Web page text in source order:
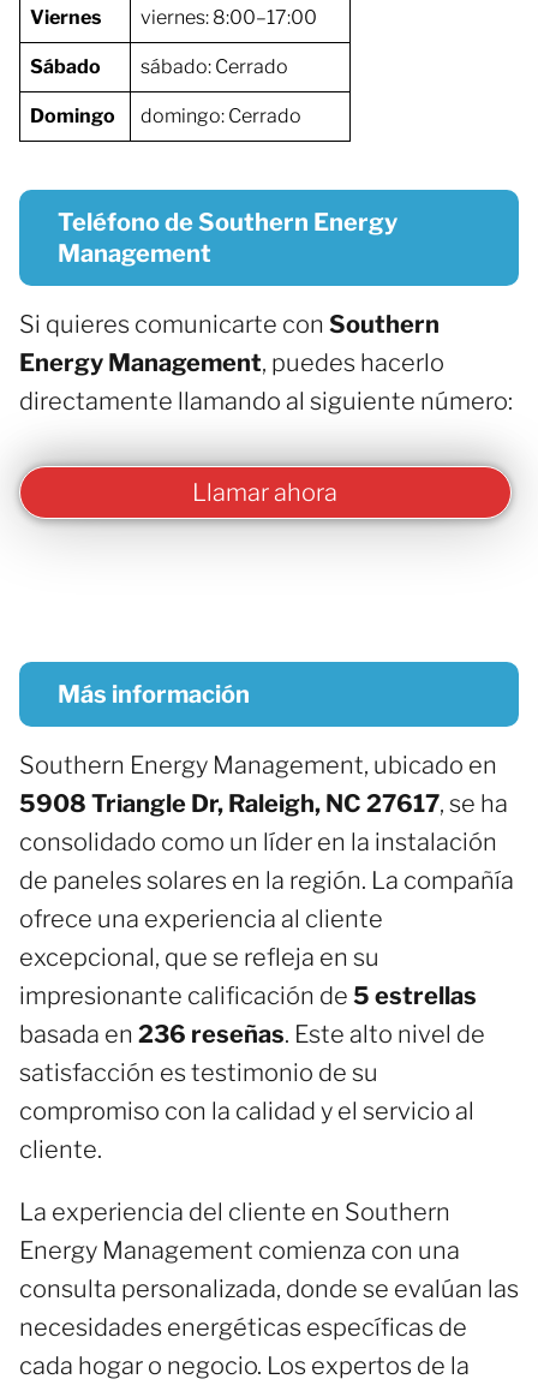
Viernes viernes: 8:00–17:00
Sábado sábado: Cerrado
Domingo domingo: Cerrado
Teléfono de Southern Energy
Management
Si quieres comunicarte con Southern
Energy Management, puedes hacerlo
directamente llamando al siguiente número:
Llamar ahora
Más información
Southern Energy Management, ubicado en
5908 Triangle Dr, Raleigh, NC 27617, se ha
consolidado como un líder en la instalación
de paneles solares en la región. La compañía
ofrece una experiencia al cliente
excepcional, que se refleja en su
impresionante calificación de 5 estrellas
basada en 236 reseñas. Este alto nivel de
satisfacción es testimonio de su
compromiso con la calidad y el servicio al
cliente.
La experiencia del cliente en Southern
Energy Management comienza con una
consulta personalizada, donde se evalúan las
necesidades energéticas específicas de
cada hogar o negocio. Los expertos de la